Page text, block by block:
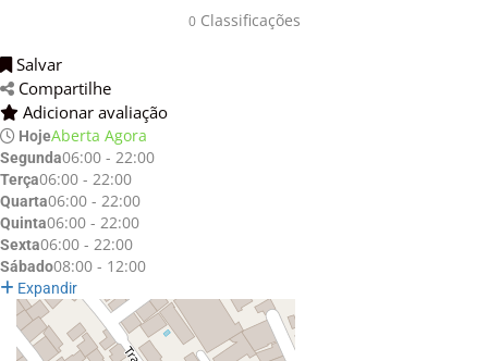
0Classificações
Salvar
Compartilhe
Adicionar avaliação
HojeAberta Agora
Segunda06:00 - 22:00
Terça06:00 - 22:00
Quarta06:00 - 22:00
Quinta06:00 - 22:00
Sexta06:00 - 22:00
Sábado08:00 - 12:00
Expandir